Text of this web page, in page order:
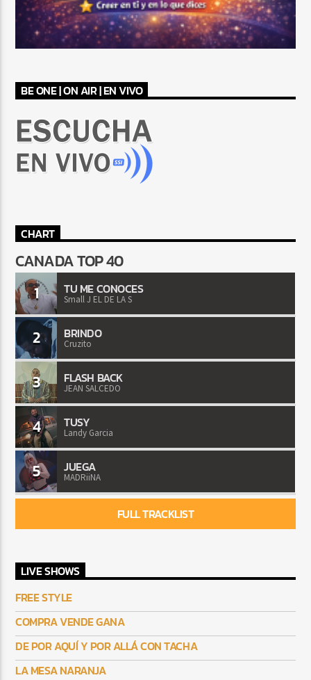
BE ONE | ON AIR | EN VIVO
CHART
CANADA TOP 40
1 TU ME CONOCES
Small J EL DE LA S
2 BRINDO
Cruzito
3 FLASH BACK
JEAN SALCEDO
4 TUSY
Landy Garcia
5 JUEGA
MADRiiNA
FULL TRACKLIST
LIVE SHOWS
FREE STYLE
COMPRA VENDE GANA
DE POR AQUÍ Y POR ALLÁ CON TACHA
LA MESA NARANJA